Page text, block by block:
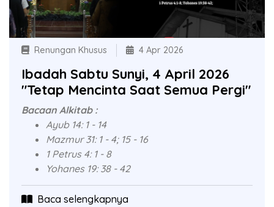
Renungan Khusus 4 Apr 2026
Ibadah Sabtu Sunyi, 4 April 2026
"Tetap Mencinta Saat Semua Pergi"
Bacaan Alkitab :
Ayub 14: 1 - 14
Mazmur 31: 1 - 4; 15 - 16
1 Petrus 4: 1 - 8
Yohanes 19: 38 - 42
Baca selengkapnya